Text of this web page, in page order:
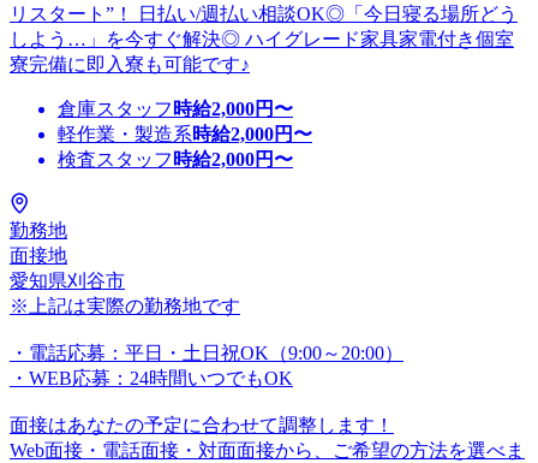
リスタート”！ 日払い/週払い相談OK◎「今日寝る場所どう
しよう…」を今すぐ解決◎ ハイグレード家具家電付き個室
寮完備に即入寮も可能です♪
倉庫スタッフ 時給2,000円〜
軽作業・製造系時給2,000円〜
検査スタッフ 時給2,000円〜
勤務地
面接地
愛知県刈谷市
※上記は実際の勤務地です
・電話応募：平日・土日祝OK（9:00～20:00）
・WEB応募：24時間いつでもOK
面接はあなたの予定に合わせて調整します！
Web面接・電話面接・対面面接から、ご希望の方法を選べま